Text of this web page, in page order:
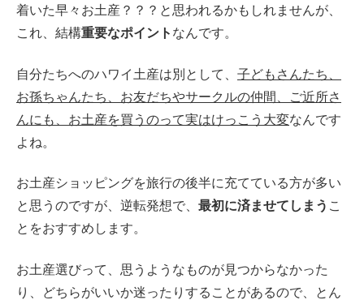
着いた早々お土産？？？と思われるかもしれませんが、
これ、結構重要なポイント なんです。
自分たちへのハワイ土産は別として、 子どもさんたち、
お孫ちゃんたち、お友だちやサークルの仲間、ご近所さ
んにも、お土産を買うのって実はけっこう大変なんです
よね。
お土産ショッピングを旅行の後半に充てている方が多い
と思うのですが、逆転発想で、 最初に済ませてしまう こ
とをおすすめします。
お土産選びって、思うようなものが見つからなかった
り、どちらがいいか迷ったりすることがあるので、とん